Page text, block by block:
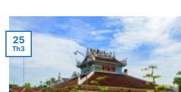
25
Th3